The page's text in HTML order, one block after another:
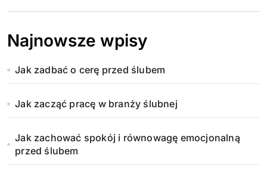
Najnowsze wpisy
Jak zadbać o cerę przed ślubem
Jak zacząć pracę w branży ślubnej
Jak zachować spokój i równowagę emocjonalną
przed ślubem